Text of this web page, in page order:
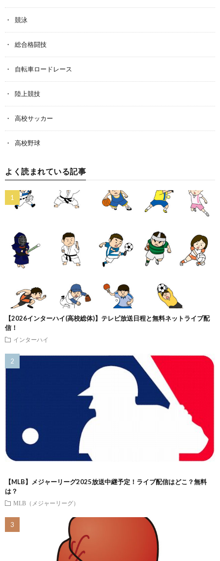
競泳
総合格闘技
自転車ロードレース
陸上競技
高校サッカー
高校野球
よく読まれている記事
【2026インターハイ(高校総体)】テレビ放送日程と無料ネットライブ配
信！
インターハイ
【MLB】メジャーリーグ2025放送中継予定！ライブ配信はどこ？無料
は？
MLB（メジャーリーグ）